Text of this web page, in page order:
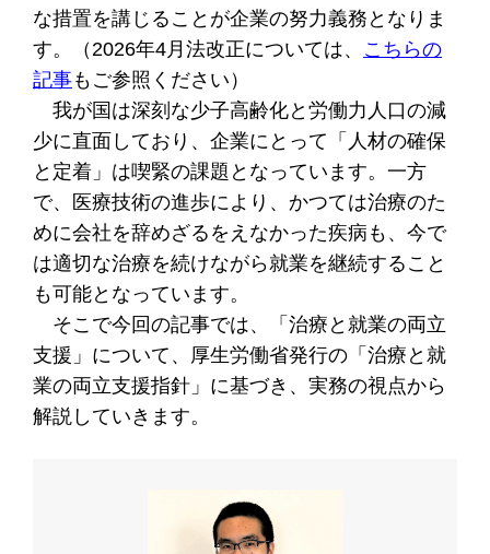
な措置を講じることが企業の努力義務となりま
す。（2026年4月法改正については、 こちらの
記事もご参照ください）
我が国は深刻な少子高齢化と労働力人口の減
少に直面しており、企業にとって「人材の確保
と定着」は喫緊の課題となっています。一方
で、医療技術の進歩により、かつては治療のた
めに会社を辞めざるをえなかった疾病も、今で
は適切な治療を続けながら就業を継続すること
も可能となっています。
そこで今回の記事では、「治療と就業の両立
支援」について、厚生労働省発行の「治療と就
業の両立支援指針」に基づき、実務の視点から
解説していきます。